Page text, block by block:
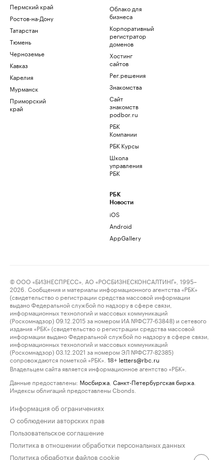
Пермский край
Ростов-на-Дону
Татарстан
Тюмень
Черноземье
Кавказ
Карелия
Мурманск
Приморский
край
Облако для
бизнеса
Корпоративный
регистратор
доменов
Хостинг
сайтов
Рег.решения
Знакомства
Сайт
знакомств
podbor.ru
РБК
Компании
РБК Курсы
Школа
управления
РБК
РБК
Новости
iOS
Android
AppGallery
© ООО «БИЗНЕСПРЕСС», АО «РОСБИЗНЕСКОНСАЛТИНГ», 1995–
2026. Сообщения и материалы информационного агентства «РБК»
(свидетельство о регистрации средства массовой информации
выдано Федеральной службой по надзору в сфере связи,
информационных технологий и массовых коммуникаций
(Роскомнадзор) 09.12.2015 за номером ИА №ФС77-63848) и сетевого
издания «РБК» (свидетельство о регистрации средства массовой
информации выдано Федеральной службой по надзору в сфере связи,
информационных технологий и массовых коммуникаций
(Роскомнадзор) 03.12.2021 за номером ЭЛ №ФС77-82385)
сопровождаются пометкой «РБК».
18+ letters@rbc.ru
Владельцем сайта является информационное агентство «РБК».
Данные предоставлены: Мосбиржа Санкт-Петербургская биржа
Индексы облигаций предоставлены Cbonds.
Информация об ограничениях
О соблюдении авторских прав
Пользовательское соглашение
Политика в отношении обработки персональных данных
Политика обработки файлов cookie